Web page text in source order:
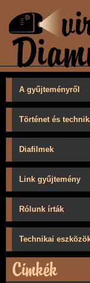
A gyűjteményről
Történet és
Diafilmek
Link gyűjtemény
Rólunk írták
Technikai